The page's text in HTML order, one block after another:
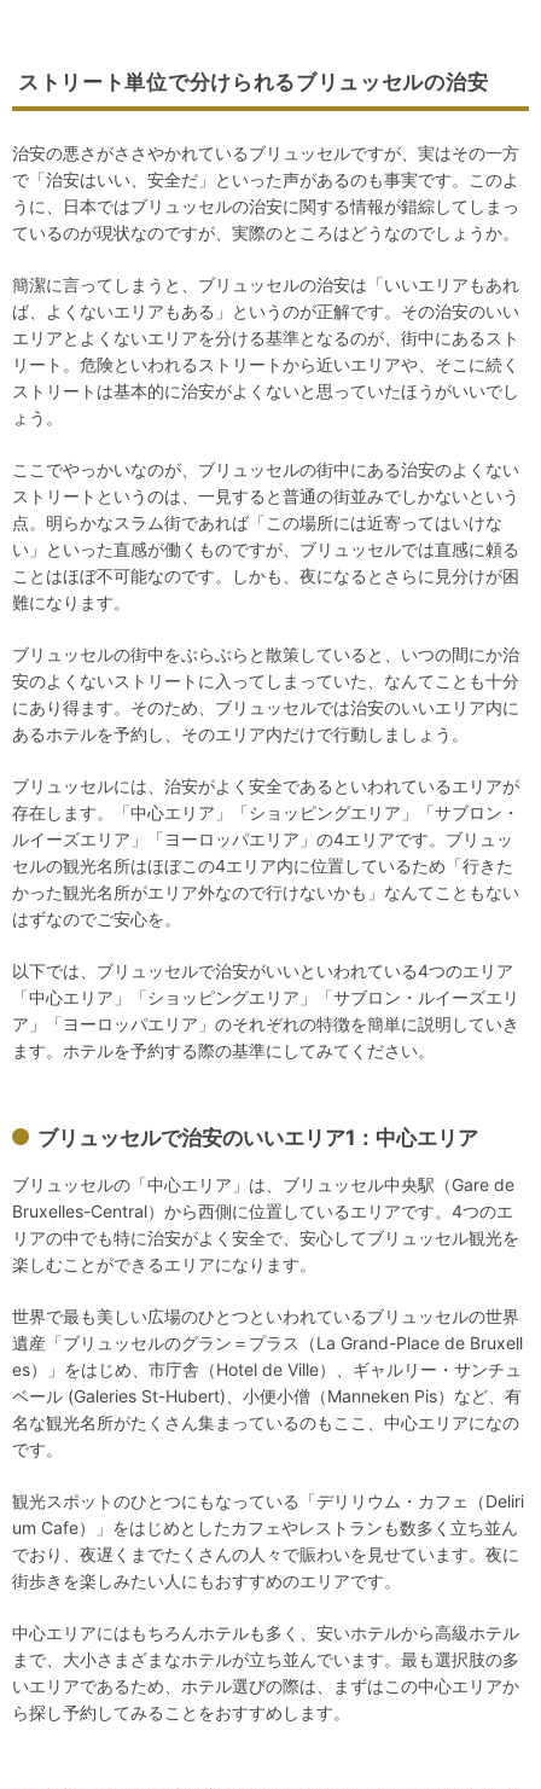
ストリート単位で分けられるブリュッセルの治安
治安の悪さがささやかれているブリュッセルですが、実はその一方
で「治安はいい、安全だ」といった声があるのも事実です。このよ
うに、日本ではブリュッセルの治安に関する情報が錯綜してしまっ
ているのが現状なのですが、実際のところはどうなのでしょうか。
簡潔に言ってしまうと、ブリュッセルの治安は「いいエリアもあれ
ば、よくないエリアもある」というのが正解です。その治安のいい
エリアとよくないエリアを分ける基準となるのが、街中にあるスト
リート。危険といわれるストリートから近いエリアや、そこに続く
ストリートは基本的に治安がよくないと思っていたほうがいいでし
ょう。
ここでやっかいなのが、ブリュッセルの街中にある治安のよくない
ストリートというのは、一見すると普通の街並みでしかないという
点。明らかなスラム街であれば「この場所には近寄ってはいけな
い」といった直感が働くものですが、ブリュッセルでは直感に頼る
ことはほぼ不可能なのです。しかも、夜になるとさらに見分けが困
難になります。
ブリュッセルの街中をぶらぶらと散策していると、いつの間にか治
安のよくないストリートに入ってしまっていた、なんてことも十分
にあり得ます。そのため、ブリュッセルでは治安のいいエリア内に
あるホテルを予約し、そのエリア内だけで行動しましょう。
ブリュッセルには、治安がよく安全であるといわれているエリアが
存在します。「中心エリア」「ショッピングエリア」「サブロン・
ルイーズエリア」「ヨーロッパエリア」の4エリアです。ブリュッ
セルの観光名所はほぼこの4エリア内に位置しているため「行きた
かった観光名所がエリア外なので行けないかも」なんてこともない
はずなのでご安心を。
以下では、ブリュッセルで治安がいいといわれている4つのエリア
「中心エリア」「ショッピングエリア」「サブロン・ルイーズエリ
ア」「ヨーロッパエリア」のそれぞれの特徴を簡単に説明していき
ます。ホテルを予約する際の基準にしてみてください。
ブリュッセルで治安のいいエリア1：中心エリア
ブリュッセルの「中心エリア」は、ブリュッセル中央駅（Gare de
Bruxelles-Central）から西側に位置しているエリアです。4つのエ
リアの中でも特に治安がよく安全で、安心してブリュッセル観光を
楽しむことができるエリアになります。
世界で最も美しい広場のひとつといわれているブリュッセルの世界
遺産「ブリュッセルのグラン＝プラス（La Grand-Place de Bruxell
es）」をはじめ、市庁舎（Hotel de Ville）、ギャルリー・サンチュ
ベール (Galeries St-Hubert)、小便小僧（Manneken Pis）など、有
名な観光名所がたくさん集まっているのもここ、中心エリアになの
です。
観光スポットのひとつにもなっている「デリリウム・カフェ（Deliri
um Cafe）」をはじめとしたカフェやレストランも数多く立ち並ん
でおり、夜遅くまでたくさんの人々で賑わいを見せています。夜に
街歩きを楽しみたい人にもおすすめのエリアです。
中心エリアにはもちろんホテルも多く、安いホテルから高級ホテル
まで、大小さまざまなホテルが立ち並んでいます。最も選択肢の多
いエリアであるため、ホテル選びの際は、まずはこの中心エリアか
ら探し予約してみることをおすすめします。